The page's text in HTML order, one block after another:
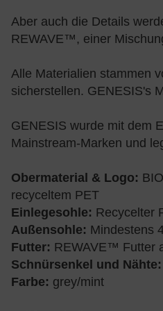
Aber auch die Details
REWAVE™, einer
Alle Materialien stammen
sicherstellen. GENESIS's
GENESIS wurde mit dem
Mainstream-Marken und
Obermaterial & Logo:
recyceltem PET
Einlegesohle: Recycelter
Außensohle: Mindestens
Futter: REWAVE™ Futter
Schnürsenkel und Nähte:
Farbe: grey/mint